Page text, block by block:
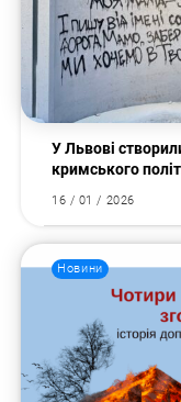
Пошук
У Львові
кримського
16 / 01 / 2026
Новини